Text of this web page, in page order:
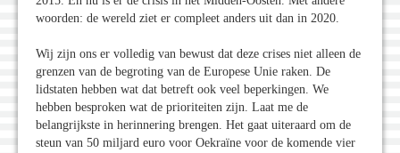
woorden: de wereld ziet er compleet anders uit dan in 2020.
Wij zijn ons er volledig van bewust dat deze crises niet alleen de
grenzen van de begroting van de Europese Unie raken. De
lidstaten hebben wat dat betreft ook veel beperkingen. We
hebben besproken wat de prioriteiten zijn. Laat me de
belangrijkste in herinnering brengen. Het gaat uiteraard om de
steun van 50 miljard euro voor Oekraïne voor de komende vier